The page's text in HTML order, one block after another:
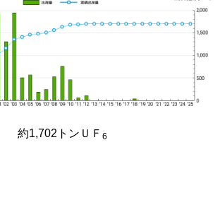
約1,702トンＵＦ 6